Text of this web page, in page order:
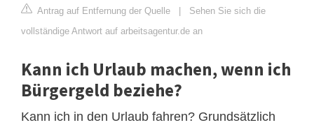
Antrag auf Entfernung der Quelle
Sehen Sie sich die
vollständige Antwort auf arbeitsagentur.de an
Kann ich Urlaub machen, wenn ich
Bürgergeld beziehe?
Kann ich in den Urlaub fahren? Grundsätzlich